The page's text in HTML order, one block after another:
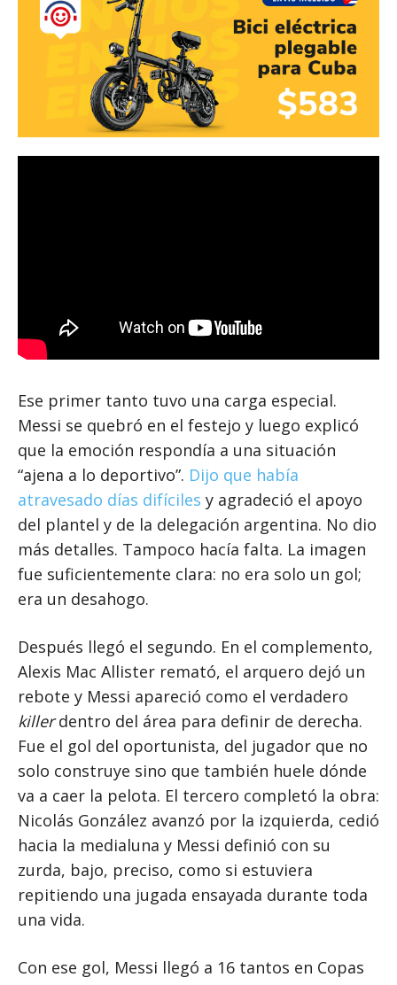
Ese primer tanto tuvo una carga especial.
Messi se quebró en el festejo y luego explicó
que la emoción respondía a una situación
“ajena a lo deportivo”. Dijo que había
atravesado días difíciles y agradeció el apoyo
del plantel y de la delegación argentina. No dio
más detalles. Tampoco hacía falta. La imagen
fue suficientemente clara: no era solo un gol;
era un desahogo.
Después llegó el segundo. En el complemento,
Alexis Mac Allister remató, el arquero dejó un
rebote y Messi apareció como el verdadero
killerdentro del área para definir de derecha.
Fue el gol del oportunista, del jugador que no
solo construye sino que también huele dónde
va a caer la pelota. El tercero completó la obra:
Nicolás González avanzó por la izquierda, cedió
hacia la medialuna y Messi definió con su
zurda, bajo, preciso, como si estuviera
repitiendo una jugada ensayada durante toda
una vida.
Con ese gol, Messi llegó a 16 tantos en Copas